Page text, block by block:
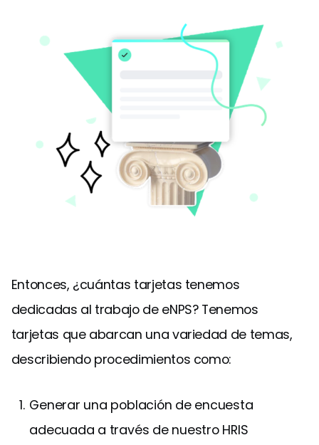
Entonces, ¿cuántas tarjetas tenemos
dedicadas al trabajo de eNPS? Tenemos
tarjetas que abarcan una variedad de temas,
describiendo procedimientos como:
Generar una población de encuesta
adecuada a través de nuestro HRIS